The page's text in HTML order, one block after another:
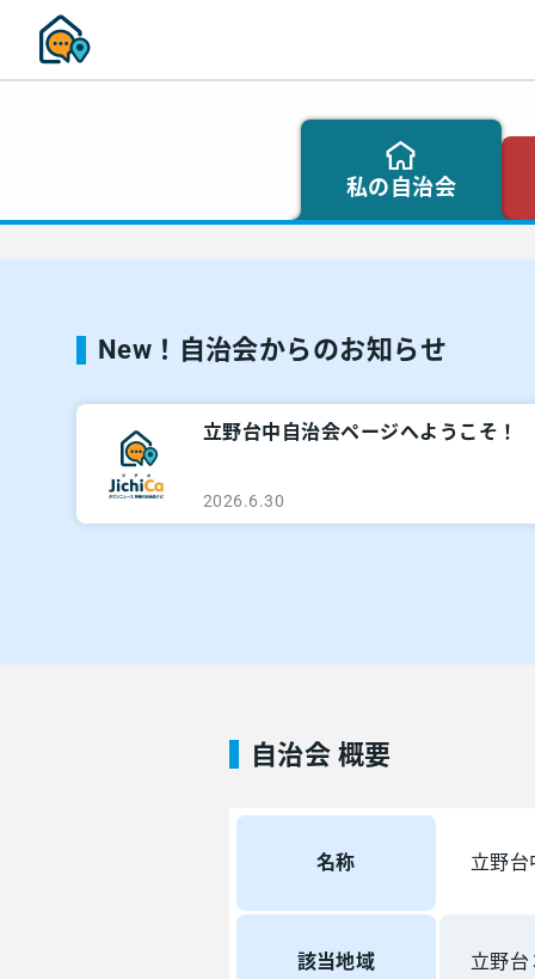
私の自治会
New！自治会からのお知らせ
立野台中自治会ページへようこそ！
2026.6.30
自治会 概要
名称 立野台
該当地域 立野